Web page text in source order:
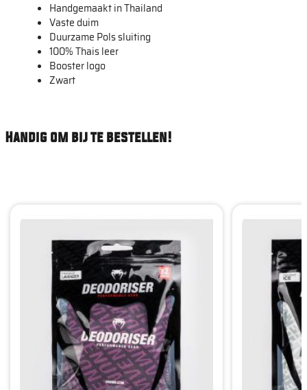
Handgemaakt in Thailand
Vaste duim
Duurzame Pols sluiting
100% Thais leer
Booster logo
Zwart
Handig om bij te bestellen!